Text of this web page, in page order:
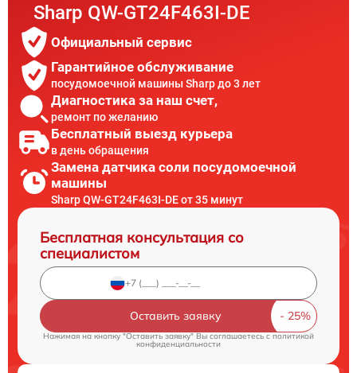
Sharp QW-GT24F463I-DE
Официальный сервис
Гарантийное обслуживание
посудомоечной машины Sharp до 3 лет
Диагностика за наш счет,
ремонт по желанию
Бесплатный выезд курьера
в день обращения
Замена датчика соли посудомоечной
машины
Sharp QW-GT24F463I-DE от 35 минут
Бесплатная консультация со
специалистом
Оставить заявку
Нажимая на кнопку "Оставить заявку" Вы соглашаетесь cполитикой
конфиденциальности